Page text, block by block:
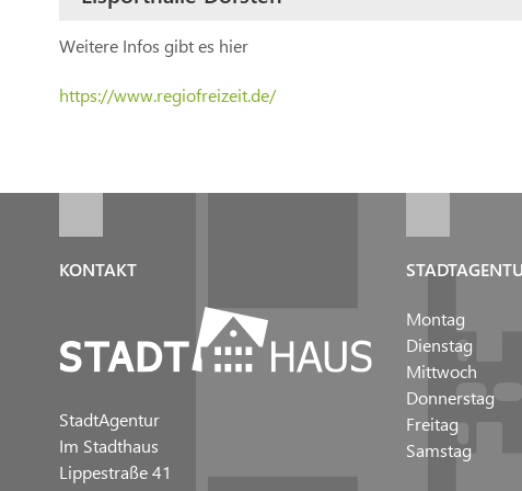
Weitere Infos gibt es hier
https://www.regiofreizeit.de/
KONTAKT
StadtAgentur
Im Stadthaus
Lippestraße 41
Montag
Dienstag
Mittwoch
Donnerstag
Freitag
Samstag